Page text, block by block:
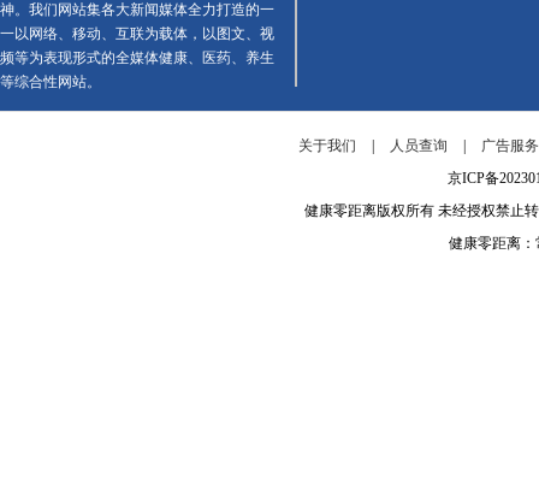
神。我们网站集各大新闻媒体全力打造的一
一以网络、移动、互联为载体，以图文、视
频等为表现形式的全媒体健康、医药、养生
等综合性网站。
关于我们 人员查询
广告服
京ICP备
健康零距离版权所有 未经授权禁止
健康零距离